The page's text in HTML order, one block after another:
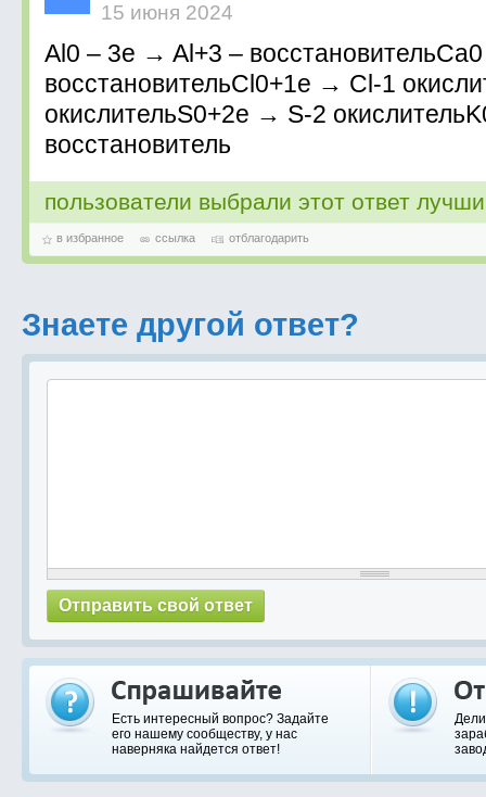
15 июня 2024
Al0 – 3e → Al+3 –
восстановительCl0+1e → Cl-1
окислительS0+2e → S-2
восстановитель
пользователи выбрали этот ответ
в избранное ссылка отблагодарить
Знаете другой ответ?
Есть интересный вопрос? Задайте
его нашему сообществу, у нас
наверняка найдется ответ!